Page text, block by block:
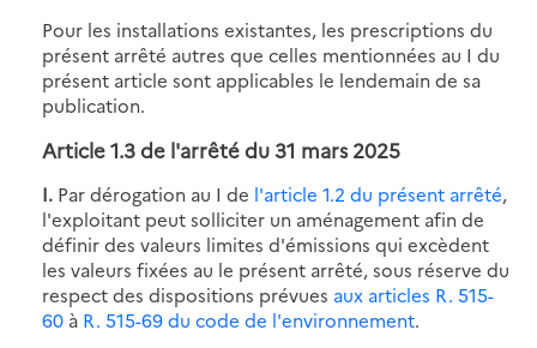
Pour les installations existantes, les prescriptions du
présent arrêté autres que celles mentionnées au I du
présent article sont applicables le lendemain de sa
publication.
Article 1.3 de l'arrêté du 31 mars 2025
I. Par dérogation au I de l'article 1.2 du présent arrêté,
l'exploitant peut solliciter un aménagement afin de
définir des valeurs limites d'émissions qui excèdent
les valeurs fixées au le présent arrêté, sous réserve du
respect des dispositions prévues aux articles R. 515-
60 à R. 515-69 du code de l'environnement.